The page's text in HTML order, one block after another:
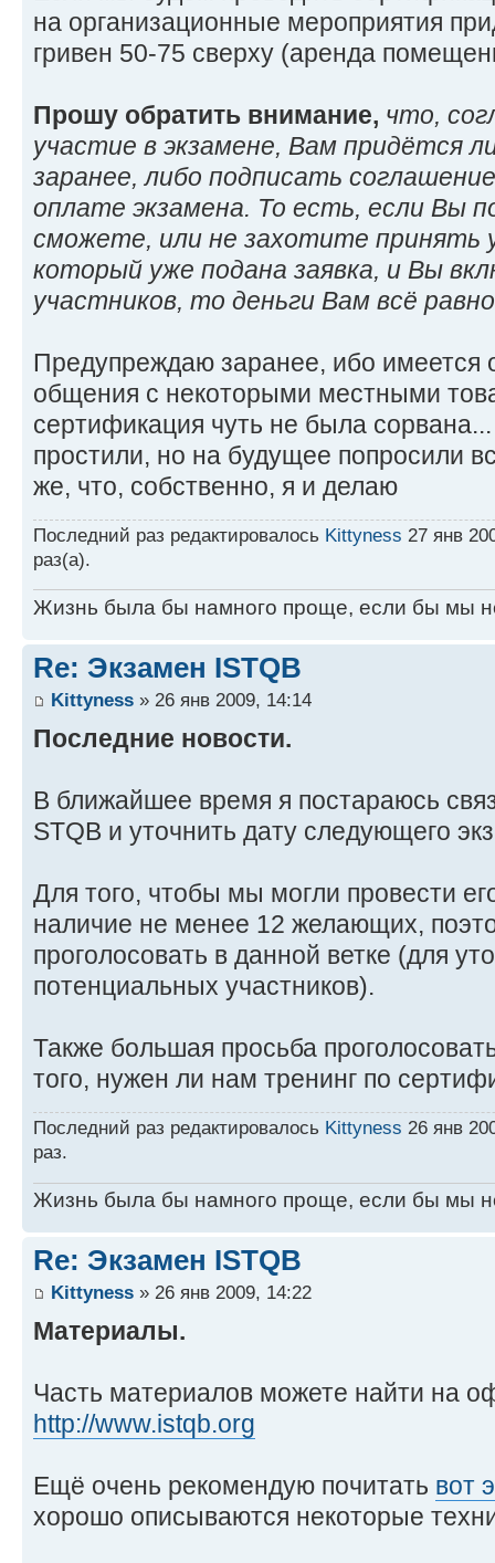
на организационные мероприятия
гривен 50-75 сверху (аренда
Прошу обратить внимание, что,
участие в экзамене, Вам придётся
заранее, либо подписать
оплате экзамена. То есть, если Вы
сможете, или не захотите принять
который уже подана заявка, и Вы
участников, то деньги Вам всё
Предупреждаю заранее, ибо имеется
общения с некоторыми местными
сертификация чуть не была
простили, но на будущее попросили
же, что, собственно, я и делаю
Последний раз редактировалось Kittyness 27 янв
раз(а).
Жизнь была бы намного проще, если бы мы
Re: Экзамен ISTQB
Kittyness » 26 янв 2009, 14:14
Последние новости.
В ближайшее время я постараюсь
STQB и уточнить дату следующего
Для того, чтобы мы могли провести
наличие не менее 12 желающих,
проголосовать в данной ветке (для
потенциальных участников).
Также большая просьба
того, нужен ли нам тренинг по
Последний раз редактировалось Kittyness 26 янв
раз.
Жизнь была бы намного проще, если бы мы
Re: Экзамен ISTQB
Kittyness » 26 янв 2009, 14:22
Материалы.
Часть материалов можете найти на
http://www.istqb.org
Ещё очень рекомендую почитать вот
хорошо описываются некоторые